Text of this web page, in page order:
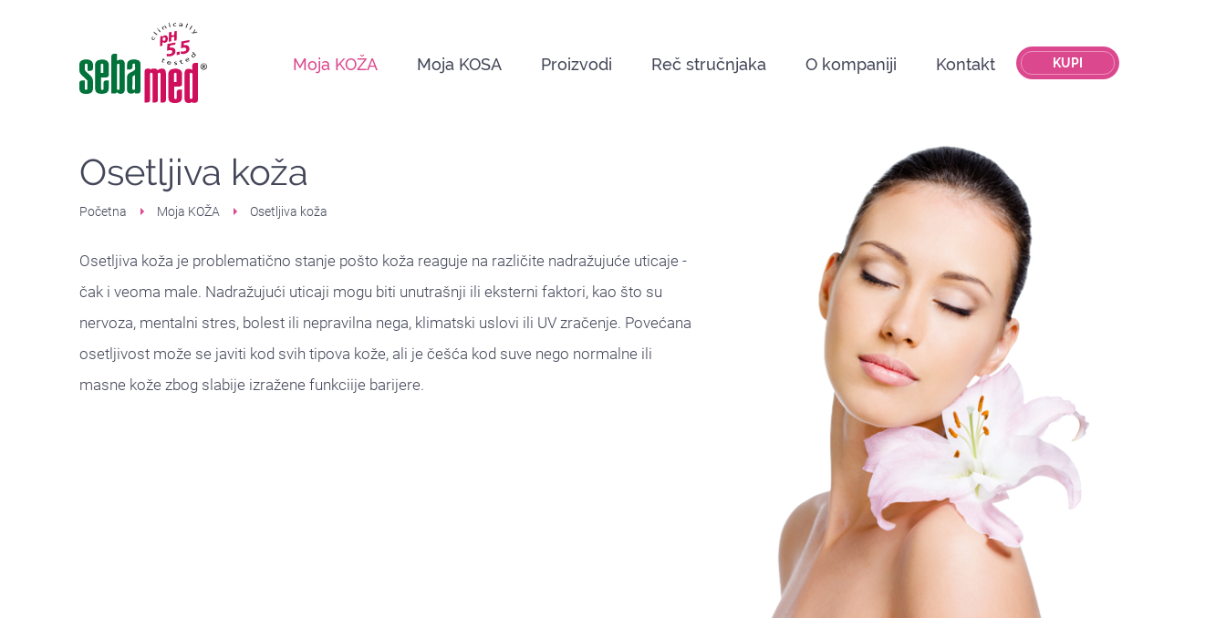
Moja KOŽA Moja KOSA Proizvodi Reč stručnjaka O kompaniji Kontakt KUPI
Osetljiva koža
Početna Moja KOŽA Osetljiva koža
Osetljiva koža je problematično stanje pošto koža reaguje na različite nadražujuće uticaje -
čak i veoma male. Nadražujući uticaji mogu biti unutrašnji ili eksterni faktori, kao što su
nervoza, mentalni stres, bolest ili nepravilna nega, klimatski uslovi ili UV zračenje. Povećana
osetljivost može se javiti kod svih tipova kože, ali je češća kod suve nego normalne ili
masne kože zbog slabije izražene funkciije barijere.